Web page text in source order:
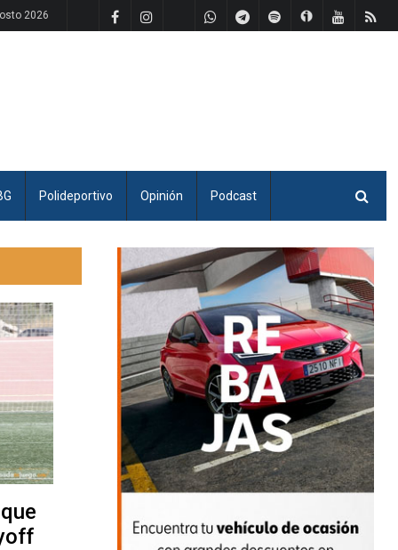
2026
Polideportivo Opinión Podcast